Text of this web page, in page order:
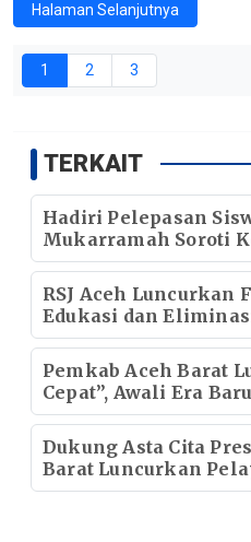
Halaman Selanjutnya
1 2 3
TERKAIT
Hadiri Pelepasan
Mukarramah Soroti
dan Keluarga Dalam
RSJ Aceh Luncurkan
Edukasi dan
Pemkab Aceh Barat
Cepat”, Awali Era
Modern
Dukung Asta Cita
Barat Luncurkan
bagi Pelajar